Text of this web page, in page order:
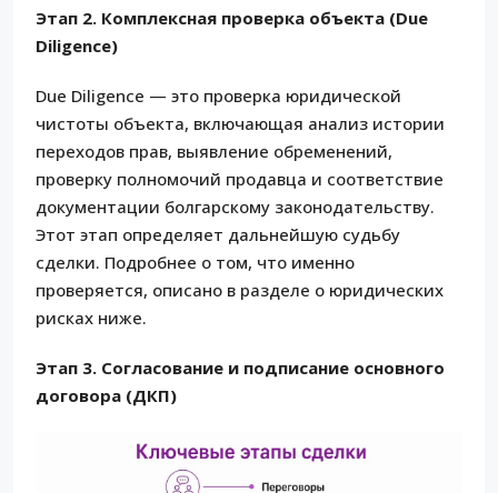
Этап 2. Комплексная проверка объекта (Due
Diligence)
Due Diligence — это проверка юридической
чистоты объекта, включающая анализ истории
переходов прав, выявление обременений,
проверку полномочий продавца и соответствие
документации болгарскому законодательству.
Этот этап определяет дальнейшую судьбу
сделки. Подробнее о том, что именно
проверяется, описано в разделе о юридических
рисках ниже.
Этап 3. Согласование и подписание основного
договора (ДКП)